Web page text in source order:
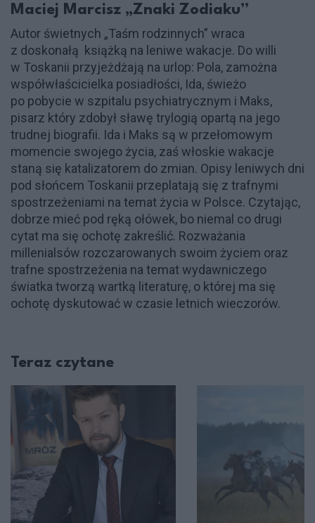
Maciej Marcisz „Znaki Zodiaku”
Autor świetnych „Taśm rodzinnych” wraca
z doskonałą książką na leniwe wakacje. Do willi
w Toskanii przyjeżdżają na urlop: Pola, zamożna
współwłaścicielka posiadłości, Ida, świeżo
po pobycie w szpitalu psychiatrycznym i Maks,
pisarz który zdobył sławę trylogią opartą na jego
trudnej biografii. Ida i Maks są w przełomowym
momencie swojego życia, zaś włoskie wakacje
staną się katalizatorem do zmian. Opisy leniwych dni
pod słońcem Toskanii przeplatają się z trafnymi
spostrzeżeniami na temat życia w Polsce. Czytając,
dobrze mieć pod ręką ołówek, bo niemal co drugi
cytat ma się ochotę zakreślić. Rozważania
millenialsów rozczarowanych swoim życiem oraz
trafne spostrzeżenia na temat wydawniczego
światka tworzą wartką literaturę, o której ma się
ochotę dyskutować w czasie letnich wieczorów.
Teraz czytane